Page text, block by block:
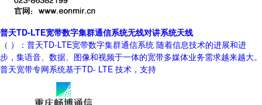
普天TD-LTE宽带数字集群通信系统无线对讲系统天线
（ ）：普天TD-LTE宽带数字集群通信系统 随着信息技术的进展和进
步，集语音、数据、图像和视频于一体的宽带多媒体业务需求越来越大。
普天宽带专网系统基于TD- LTE 技术，支持